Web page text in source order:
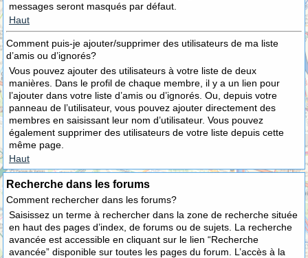
messages seront masqués par défaut.
Haut
Comment puis-je ajouter/supprimer des utilisateurs de ma liste
d’amis ou d’ignorés?
Vous pouvez ajouter des utilisateurs à votre liste de deux
manières. Dans le profil de chaque membre, il y a un lien pour
l’ajouter dans votre liste d’amis ou d’ignorés. Ou, depuis votre
panneau de l’utilisateur, vous pouvez ajouter directement des
membres en saisissant leur nom d’utilisateur. Vous pouvez
également supprimer des utilisateurs de votre liste depuis cette
même page.
Haut
Recherche dans les forums
Comment rechercher dans les forums?
Saisissez un terme à rechercher dans la zone de recherche située
en haut des pages d’index, de forums ou de sujets. La recherche
avancée est accessible en cliquant sur le lien “Recherche
avancée” disponible sur toutes les pages du forum. L’accès à la